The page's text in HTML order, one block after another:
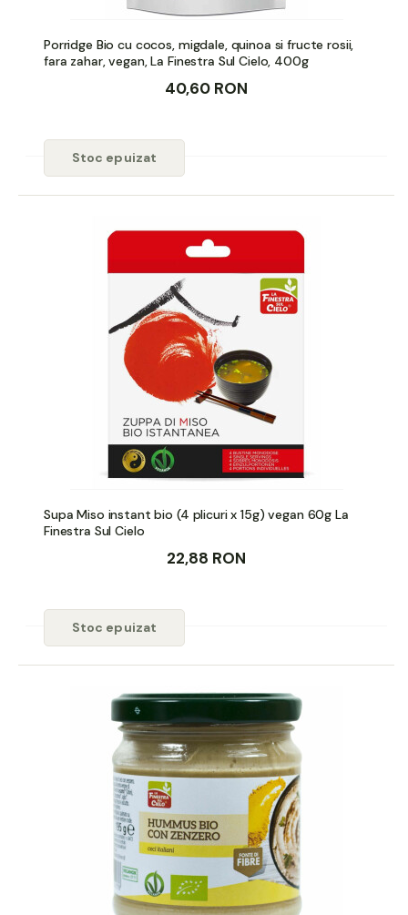
Porridge Bio cu cocos, migdale, quinoa si fructe rosii,
fara zahar, vegan, La Finestra Sul Cielo, 400g
40,60 RON
Stoc epuizat
Supa Miso instant bio (4 plicuri x 15g) vegan 60g La
Finestra Sul Cielo
22,88 RON
Stoc epuizat